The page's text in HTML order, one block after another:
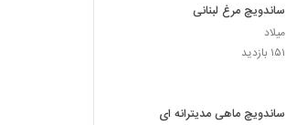
ساندویچ مرغ لبنانی
میلاد
۱۵۱ بازدید
ساندویچ ماهی مدیترانه ای